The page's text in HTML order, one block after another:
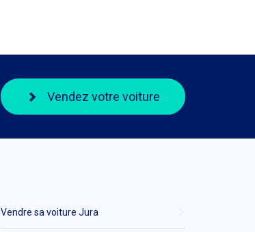
Vendez votre voiture
Vendre sa voiture Jura